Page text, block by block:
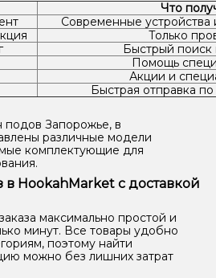
Что
Современные
Только
Быстрый
Помощь
Акции и
Быстрая отправка
подов Запорожье, в
различные модели
комплектующие для
в HookahMarket с доставкой
максимально простой и
минут. Все товары удобно
поэтому найти
можно без лишних затрат